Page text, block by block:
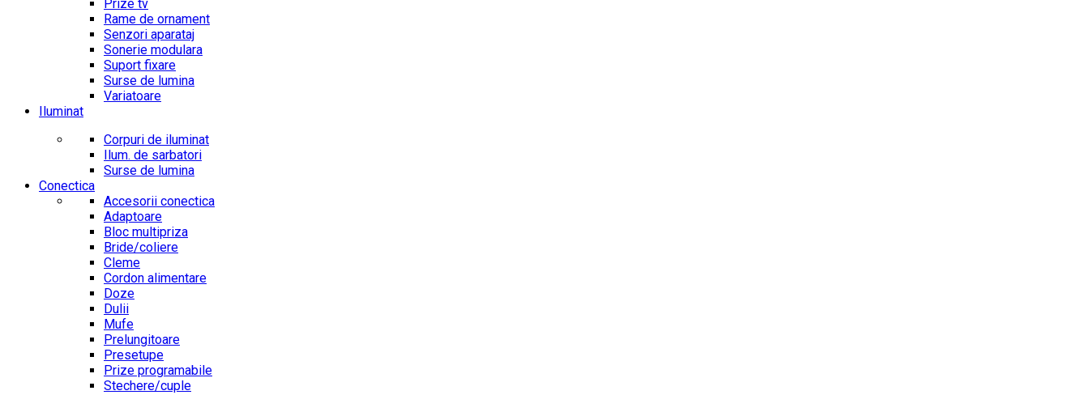
Prize tv
Rame de ornament
Senzori aparataj
Sonerie modulara
Suport fixare
Surse de lumina
Variatoare
Iluminat
Corpuri de iluminat
Ilum. de sarbatori
Surse de lumina
Conectica
Accesorii conectica
Adaptoare
Bloc multipriza
Bride/coliere
Cleme
Cordon alimentare
Doze
Dulii
Mufe
Prelungitoare
Presetupe
Prize programabile
Stechere/cuple